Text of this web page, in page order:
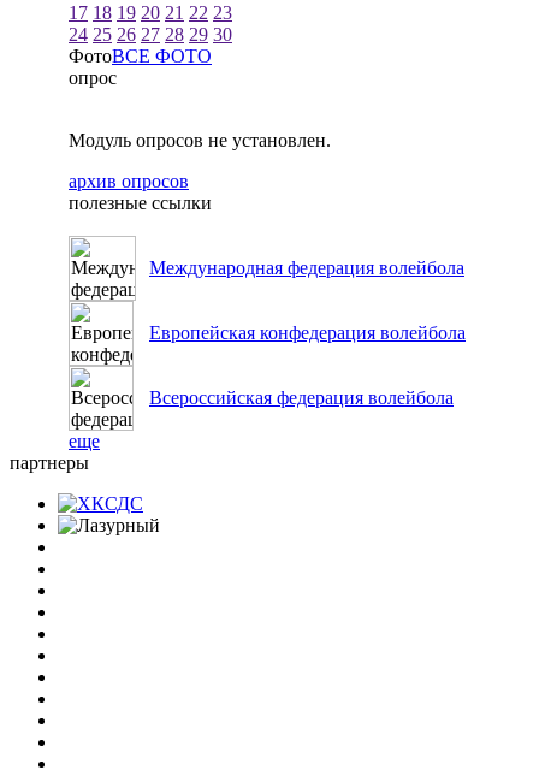
17 18 19 20 21 22 23
24 25 26 27 28 29 30
ФотоВСЕ ФОТО
опрос
Модуль опросов не установлен.
архив опросов
полезные ссылки
Международная федерация волейбола
Европейская конфедерация волейбола
Всероссийская федерация волейбола
еще
партнеры